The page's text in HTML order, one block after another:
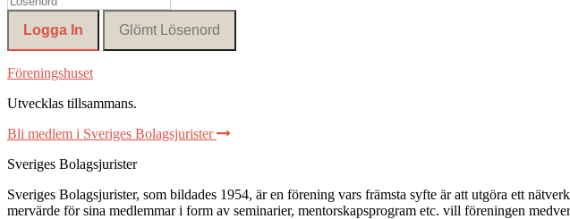
Föreningshuset
Utvecklas tillsammans.
Bli medlem i Sveriges Bolagsjurister
Sveriges Bolagsjurister
Sveriges Bolagsjurister, som bildades 1954, är en förening vars främsta syfte är att utgöra ett
mervärde för sina medlemmar i form av seminarier, mentorskapsprogram etc. vill föreningen